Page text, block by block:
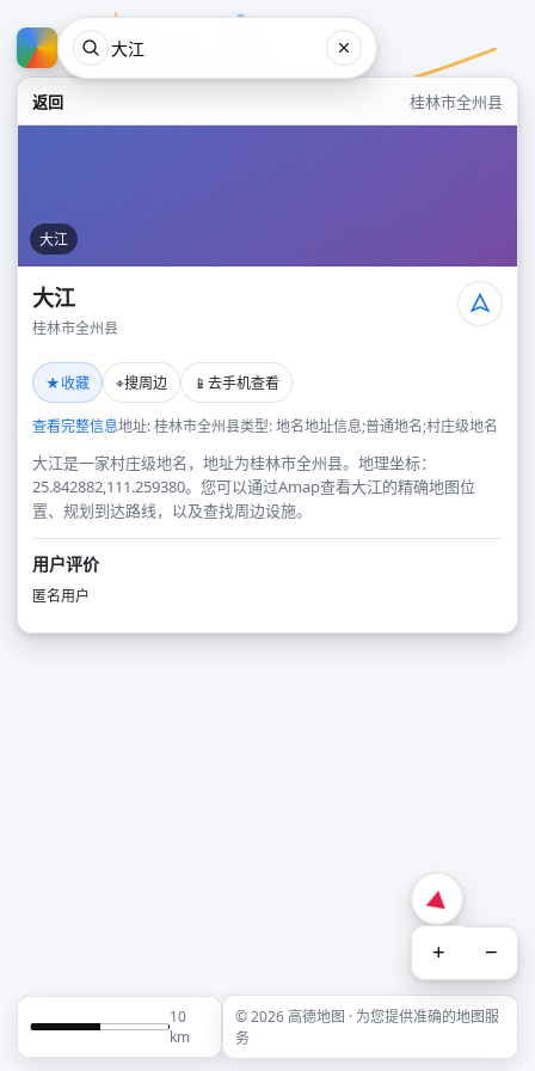
返回 桂林市全州县
大江
大江
桂林市全州县
★收藏 ⌖搜周边 📱 去手机查看
查看完整信息地址: 桂林市全州县类型: 地名地址信息;普通地名;村庄级地名
大江是一家村庄级地名，地址为桂林市全州县。地理坐标：
25.842882,111.259380。您可以通过Amap查看大江的精确地图位
置、规划到达路线，以及查找周边设施。
用户评价
匿名用户
+ −
10
km
© 2026 高德地图 · 为您提供准确的地图服
务